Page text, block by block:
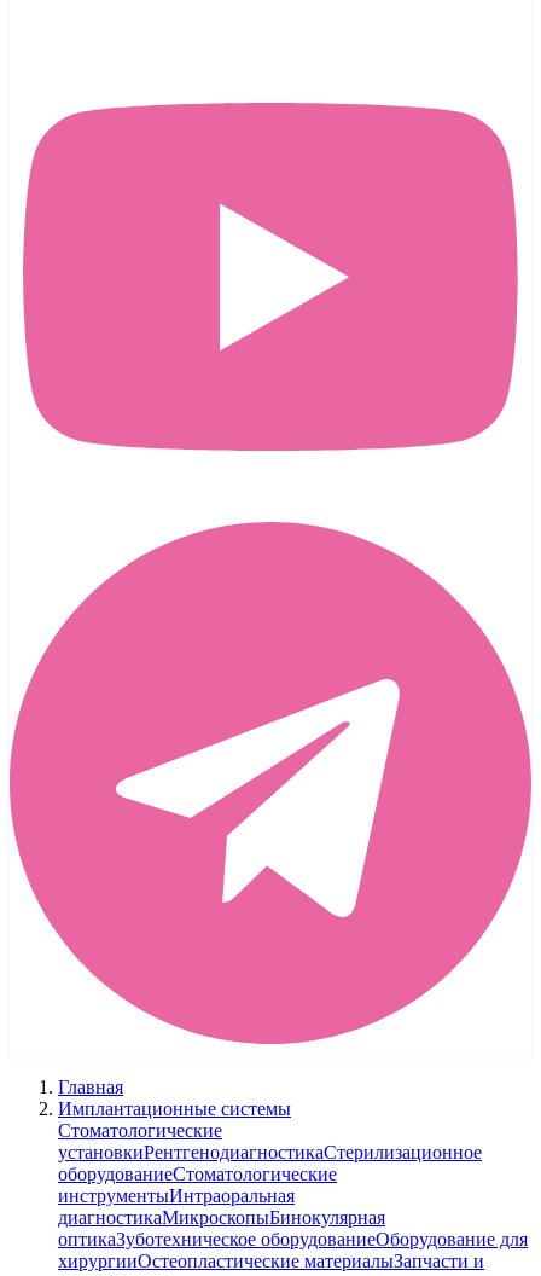
Главная
Имплантационные системы
Стоматологические
установкиРентгенодиагностикаСтерилизационное
оборудованиеСтоматологические
инструментыИнтраоральная
диагностикаМикроскопыБинокулярная
оптикаЗуботехническое оборудованиеОборудование для
хирургииОстеопластические материалыЗапчасти и